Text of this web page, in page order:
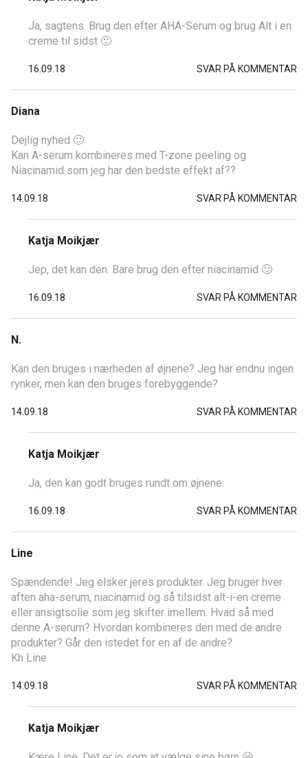
Ja, sagtens. Brug den efter AHA-Serum og brug Alt i en
creme til sidst 🙂
16.09.18 SVAR PÅ KOMMENTAR
Diana
Dejlig nyhed 🙂
Kan A-serum kombineres med T-zone peeling og
Niacinamid som jeg har den bedste effekt af??
14.09.18 SVAR PÅ KOMMENTAR
Katja Moikjær
Jep, det kan den. Bare brug den efter niacinamid 🙂
16.09.18 SVAR PÅ KOMMENTAR
N.
Kan den bruges i nærheden af øjnene? Jeg har endnu ingen
rynker, men kan den bruges forebyggende?
14.09.18 SVAR PÅ KOMMENTAR
Katja Moikjær
Ja, den kan godt bruges rundt om øjnene.
16.09.18 SVAR PÅ KOMMENTAR
Line
Spændende! Jeg elsker jeres produkter. Jeg bruger hver
aften aha-serum, niacinamid og så tilsidst alt-i-en creme
eller ansigtsolie som jeg skifter imellem. Hvad så med
denne A-serum? Hvordan kombineres den med de andre
produkter? Går den istedet for en af de andre?
Kh Line
14.09.18 SVAR PÅ KOMMENTAR
Katja Moikjær